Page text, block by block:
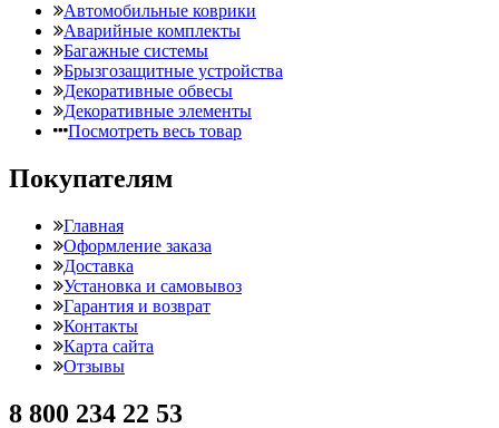
Автомобильные коврики
Аварийные комплекты
Багажные системы
Брызгозащитные устройства
Декоративные обвесы
Декоративные элементы
Посмотреть весь товар
Покупателям
Главная
Оформление заказа
Доставка
Установка и самовывоз
Гарантия и возврат
Контакты
Карта сайта
Отзывы
8 800 234 22 53